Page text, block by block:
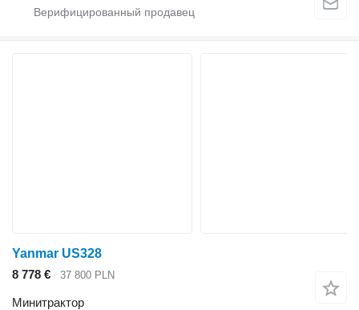
Yanmar US328
8 778 €
37 800 PLN
Минитрактор